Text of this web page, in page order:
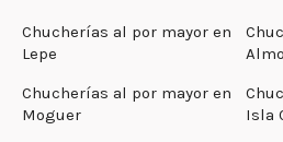
Chucherías al por mayor en
Lepe
Chucherías al por mayor en
Moguer
Isla